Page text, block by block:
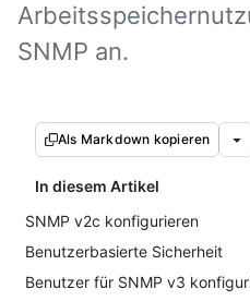
SNMP an.
Als Markdown kopieren
In diesem Artikel
SNMP v2c konfigurieren
Benutzerbasierte Sicherheit
Benutzer für SNMP v3